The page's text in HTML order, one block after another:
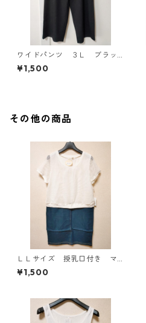
ワイドパンツ ３Ｌ ブラッ
ク KAE-4697
¥1,500
その他の商品
ＬＬサイズ 授乳口付き マ
タニティ ドッキングワンピ
ース ホワイト×ブルー KAE
¥1,500